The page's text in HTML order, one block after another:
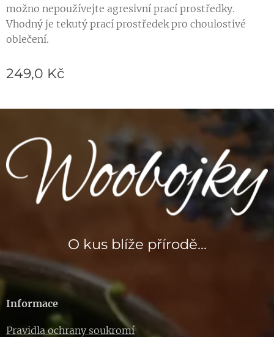
možno nepoužívejte agresivní prací prostředky.
Vhodný je tekutý prací prostředek pro choulostivé
oblečení.
249,0 Kč
O kus blíže přírodě...
Informace
Pravidla ochrany soukromí